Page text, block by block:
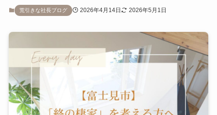
荒引きな社長ブログ 2026年4月14日 2026年5月1日